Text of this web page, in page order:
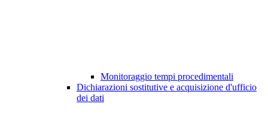
Monitoraggio tempi procedimentali
Dichiarazioni sostitutive e acquisizione d'ufficio
dei dati